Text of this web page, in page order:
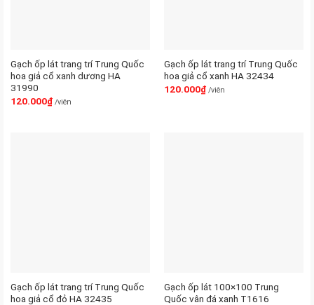
Gạch ốp lát trang trí Trung Quốc
hoa giả cổ xanh dương HA
31990
120.000₫/viên
Gạch ốp lát trang trí Trung Quốc
hoa giả cổ xanh HA 32434
120.000₫/viên
Gạch ốp lát trang trí Trung Quốc
hoa giả cổ đỏ HA 32435
Gạch ốp lát 100×100 Trung
Quốc vân đá xanh T1616